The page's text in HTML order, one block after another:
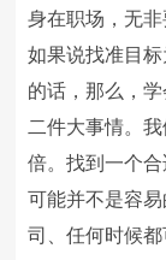
身在职场，无非
如果说找准目
的话，那么，
二件大事情。
倍。找到一个
可能并不是容
司、任何时候